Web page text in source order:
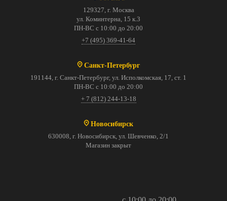
129327, г. Москва
ул. Коминтерна, 15 к.3
ПН-ВС с 10:00 до 20:00
+7 (495) 369-41-64
Санкт-Петербург
191144, г. Санкт-Петербург, ул. Исполкомская, 17, ст. 1
ПН-ВС с 10:00 до 20:00
+ 7 (812) 244-13-18
Новосибирск
630008, г. Новосибирск, ул. Шевченко, 2/1
Магазин закрыт